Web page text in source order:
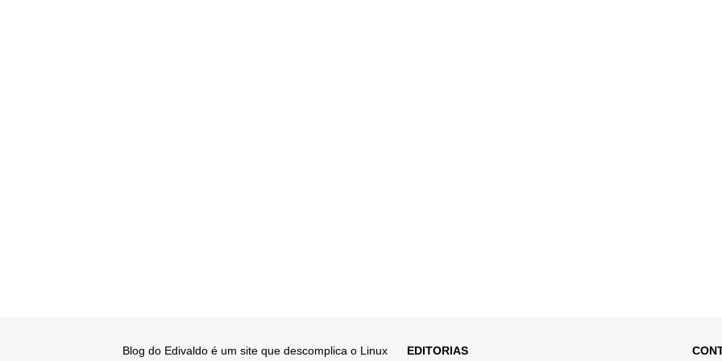
Blog do Edivaldo é um site que descomplica o Linux EDITORIAS